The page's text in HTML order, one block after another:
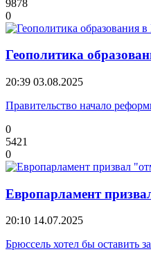
9878
0
Геополитика
20:39 03.08.2025
Правительство начало
0
5421
0
Европарламент
20:10 14.07.2025
Брюссель хотел бы оставить